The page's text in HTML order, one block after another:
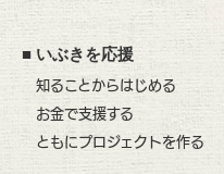
■いぶきを応援
知ることからはじめる
お金で支援する
ともにプロジェクトを作る